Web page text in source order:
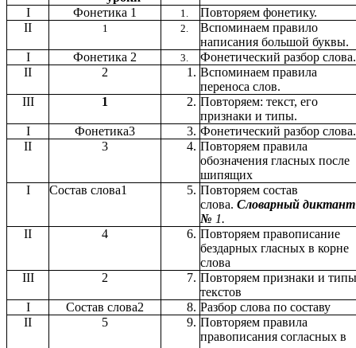
I Фонетика 1 1.
Повторяем фонетику.
II
1 2.
Вспоминаем правило
написания большой буквы.
I
Фонетика 2 3.
Фонетический разбор слова.
II
2
Вспоминаем правила
переноса слов.
III
1
Повторяем: текст, его
признаки и типы.
I
Фонетика3
Фонетический разбор слова.
II
3
Повторяем правила
обозначения гласных после
шипящих
I
Состав слова1
Повторяем состав
слова. Словарный диктант
№ 1.
II
4
Повторяем правописание
бездарных гласных в корне
слова
III
2
Повторяем признаки и типы
текстов
I
Состав слова2
Разбор слова по составу
II
5
Повторяем правила
правописания согласных в